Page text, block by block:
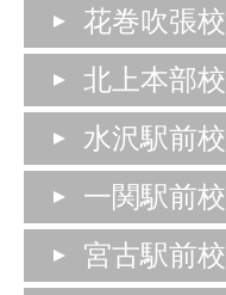
花巻吹張校
北上本部校
水沢駅前校
一関駅前校
宮古駅前校